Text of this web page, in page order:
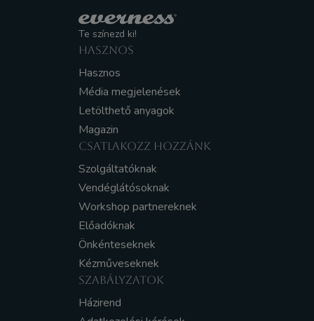
Te színezd ki!
HASZNOS
Hasznos
Média megjelenések
Letölthető anyagok
Magazin
CSATLAKOZZ HOZZÁNK
Szolgáltatóknak
Vendéglátósoknak
Workshop partnereknek
Előadóknak
Önkénteseknek
Kézműveseknek
SZABÁLYZATOK
Házirend